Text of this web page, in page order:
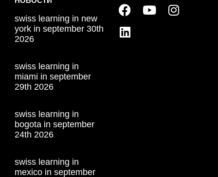
swiss learning in new
york in september 30th
2026
swiss learning in
miami in september
29th 2026
swiss learning in
bogota in september
24th 2026
swiss learning in
mexico in september